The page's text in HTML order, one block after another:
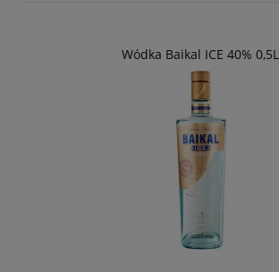
Wódka Baikal ICE 40% 0,5L